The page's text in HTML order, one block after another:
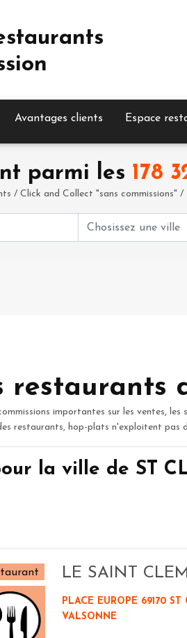
Avantages clients Espace
parmi les 178
/ Click and Collect "sans commissions"
restaurants
importantes sur les ventes, les
restaurants, hop-plats n'exploitent pas
la ville de ST
LE SAINT
PLACE EUROPE 69170 ST
VALSONNE